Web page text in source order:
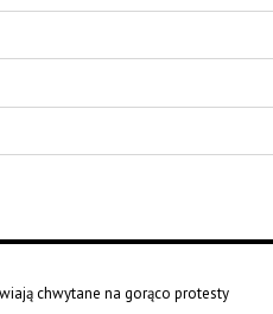
chwytane na gorąco protesty